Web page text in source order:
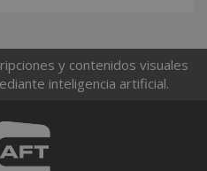
y contenidos visuales
inteligencia artificial.